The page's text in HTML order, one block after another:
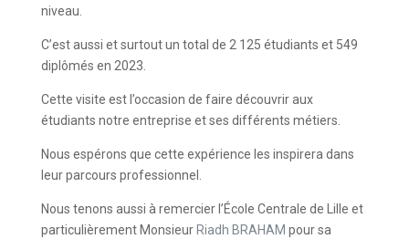
niveau.
C’est aussi et surtout un total de 2 125 étudiants et 549
diplômés en 2023.
Cette visite est l’occasion de faire découvrir aux
étudiants notre entreprise et ses différents métiers.
Nous espérons que cette expérience les inspirera dans
leur parcours professionnel.
Nous tenons aussi à remercier l’École Centrale de Lille et
particulièrement Monsieur Riadh BRAHAM pour sa